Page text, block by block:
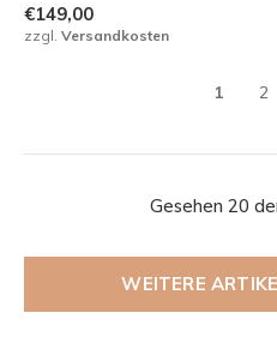
€149,00
zzgl. Versandkosten
1 2
Gesehen 20
WEITERE